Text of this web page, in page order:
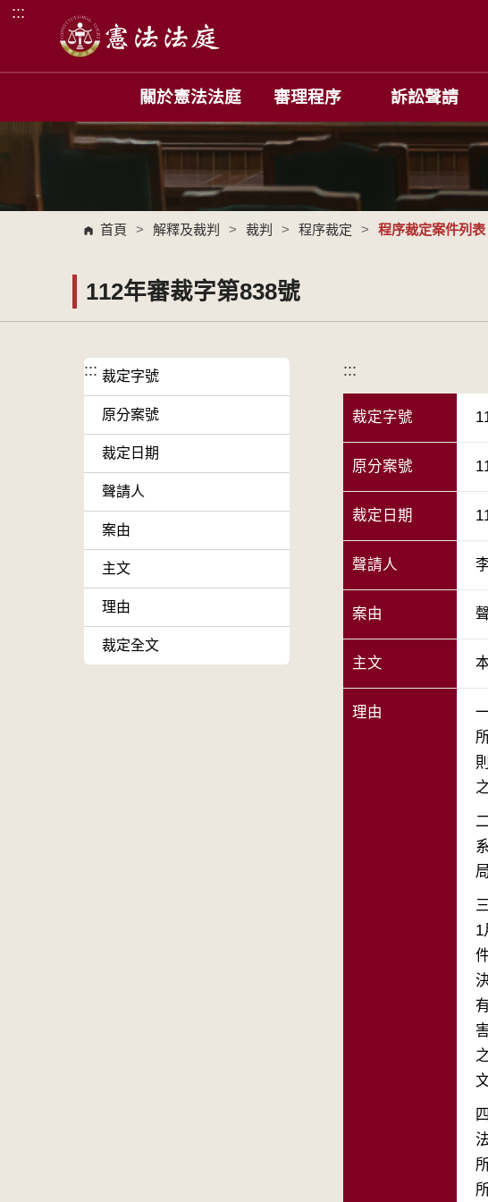
跳到主要內容區塊
:::
關於憲法法庭 審理程序 訴訟聲請
首頁 > 解釋及裁判 > 裁判 > 程序裁定 > 程序裁定案件列表
112年審裁字第838號
::: 裁定字號
原分案號
裁定日期
聲請人
案由
主文
理由
裁定全文
:::
裁定字號
原分案號
裁定日期
聲請人
案由
主文
理由
1